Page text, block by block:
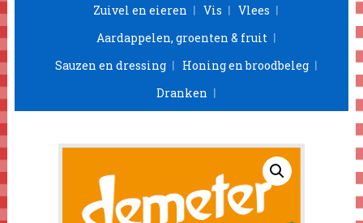
Zuivel en eieren
Vis
Vlees
Aardappelen, groenten & fruit
Sauzen en dressing
Honing en broodbeleg
Dranken